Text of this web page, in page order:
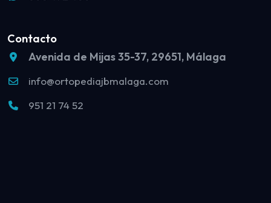
Contacto
Avenida de Mijas 35-37, 29651, Málaga
info@ortopediajbmalaga.com
951 21 74 52